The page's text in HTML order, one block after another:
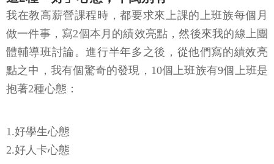
我在教高薪營課程時，都要求來上課的上班族每個月
做一件事，寫2個本月的績效亮點，然後來我的線上團
體輔導班討論。進行半年多之後，從他們寫的績效亮
點之中，我有個驚奇的發現，10個上班族有9個上班是
抱著2種心態：
1.好學生心態
2.好人卡心態